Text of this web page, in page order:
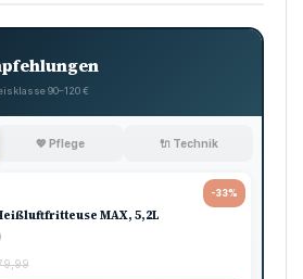
90–120 €
💖 Pflege 🔌 Technik
-33%
MAX, 5,2L